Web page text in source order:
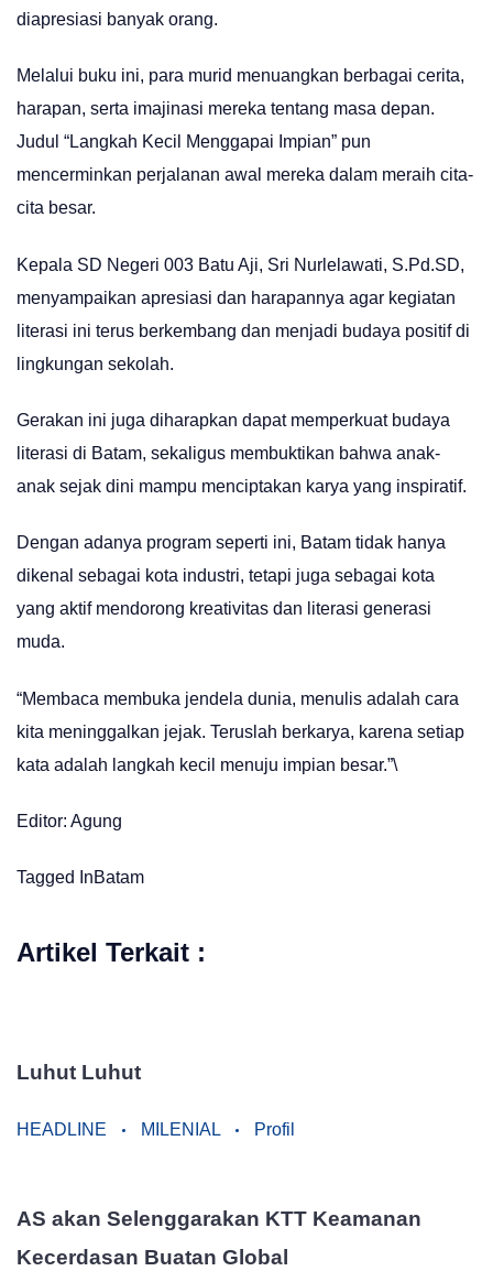
diapresiasi banyak orang.
Melalui buku ini, para murid menuangkan berbagai cerita,
harapan, serta imajinasi mereka tentang masa depan.
Judul “Langkah Kecil Menggapai Impian” pun
mencerminkan perjalanan awal mereka dalam meraih cita-
cita besar.
Kepala SD Negeri 003 Batu Aji, Sri Nurlelawati, S.Pd.SD,
menyampaikan apresiasi dan harapannya agar kegiatan
literasi ini terus berkembang dan menjadi budaya positif di
lingkungan sekolah.
Gerakan ini juga diharapkan dapat memperkuat budaya
literasi di Batam, sekaligus membuktikan bahwa anak-
anak sejak dini mampu menciptakan karya yang inspiratif.
Dengan adanya program seperti ini, Batam tidak hanya
dikenal sebagai kota industri, tetapi juga sebagai kota
yang aktif mendorong kreativitas dan literasi generasi
muda.
“Membaca membuka jendela dunia, menulis adalah cara
kita meninggalkan jejak. Teruslah berkarya, karena setiap
kata adalah langkah kecil menuju impian besar.”\
Editor: Agung
Tagged InBatam
Artikel Terkait :
Luhut Luhut
HEADLINE MILENIAL Profil
AS akan Selenggarakan KTT Keamanan
Kecerdasan Buatan Global